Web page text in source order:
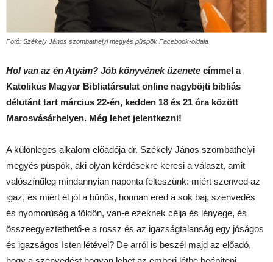
Fotó: Székely János szombathelyi megyés püspök Facebook-oldala
Hol van az én Atyám? Jób könyvének üzenete címmel a
Katolikus Magyar Bibliatársulat online nagyböjti bibliás
délutánt tart március 22-én, kedden 18 és 21 óra között
Marosvásárhelyen. Még lehet jelentkezni!
A különleges alkalom előadója dr. Székely János szombathelyi
megyés püspök, aki olyan kérdésekre keresi a választ, amit
valószínűleg mindannyian naponta felteszünk: miért szenved az
igaz, és miért él jól a bűnös, honnan ered a sok baj, szenvedés
és nyomorúság a földön, van-e ezeknek célja és lényege, és
összeegyeztethető-e a rossz és az igazságtalanság egy jóságos
és igazságos Isten létével? De arról is beszél majd az előadó,